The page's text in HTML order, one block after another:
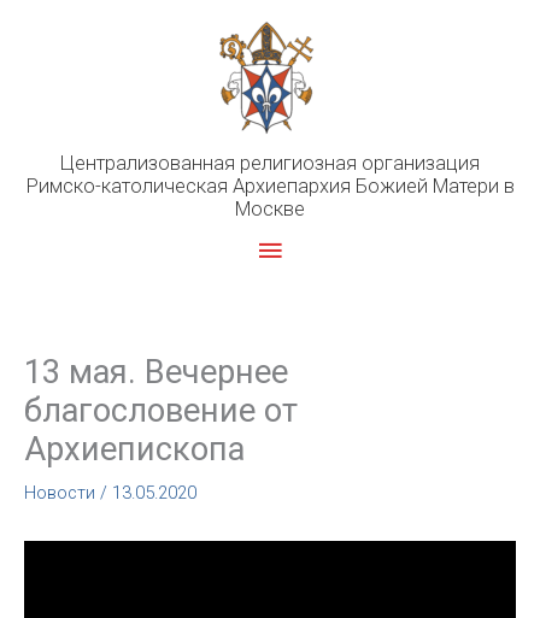
Централизованная религиозная организация
Римско-католическая Архиепархия Божией Матери в
Москве
Главное
13 мая. Вечернее
благословение от
Архиепископа
Новости / 13.05.2020